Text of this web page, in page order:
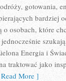
gotowania,
bardziej
o osobach, które
Energia i
traktować jako
More ]